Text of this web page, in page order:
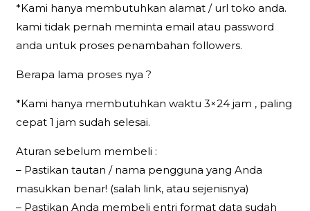
*Kami hanya membutuhkan alamat / url toko anda.
kami tidak pernah meminta email atau password
anda untuk proses penambahan followers.
Berapa lama proses nya ?
*Kami hanya membutuhkan waktu 3×24 jam , paling
cepat 1 jam sudah selesai.
Aturan sebelum membeli :
– Pastikan tautan / nama pengguna yang Anda
masukkan benar! (salah link, atau sejenisnya)
– Pastikan Anda membeli entri format data sudah